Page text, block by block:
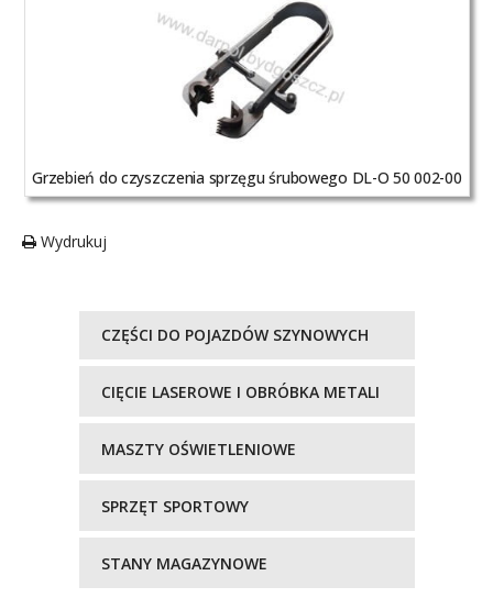
Grzebień do czyszczenia sprzęgu śrubowego DL-O 50 002-00
Wydrukuj
CZĘŚCI DO POJAZDÓW SZYNOWYCH
CIĘCIE LASEROWE I OBRÓBKA METALI
MASZTY OŚWIETLENIOWE
SPRZĘT SPORTOWY
STANY MAGAZYNOWE